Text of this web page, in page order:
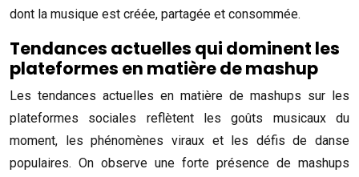
dont la musique est créée, partagée et consommée.
Tendances actuelles qui dominent les
plateformes en matière de mashup
Les tendances actuelles en matière de mashups sur les
plateformes sociales reflètent les goûts musicaux du
moment, les phénomènes viraux et les défis de danse
populaires. On observe une forte présence de mashups